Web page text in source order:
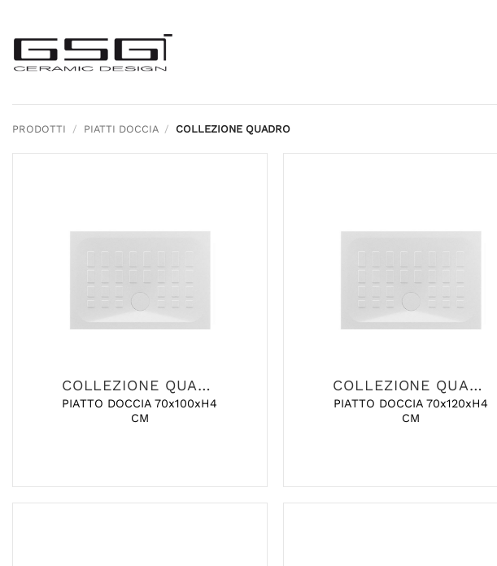
contenuti
PRODOTTI / PIATTI DOCCIA / COLLEZIONE QUADRO
COLLEZIONE QUADRO
PIATTO DOCCIA 70x100xH4
CM
COLLEZIONE QUADRO
PIATTO DOCCIA 70x120xH4
CM